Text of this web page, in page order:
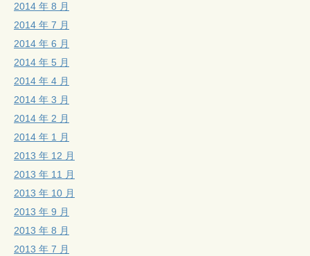
2014 年 8 月
2014 年 7 月
2014 年 6 月
2014 年 5 月
2014 年 4 月
2014 年 3 月
2014 年 2 月
2014 年 1 月
2013 年 12 月
2013 年 11 月
2013 年 10 月
2013 年 9 月
2013 年 8 月
2013 年 7 月